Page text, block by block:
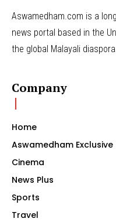
Aswamedham.com is a
news portal based in the
the global Malayali
Company
Home
Aswamedham Exclusive
Cinema
News Plus
Sports
Travel